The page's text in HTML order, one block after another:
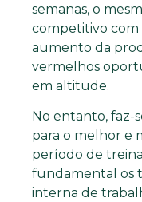
semanas, o
competitivo
aumento da
vermelhos
em altitude.
No entanto, faz-
para o melhor e
período de
fundamental os
interna de